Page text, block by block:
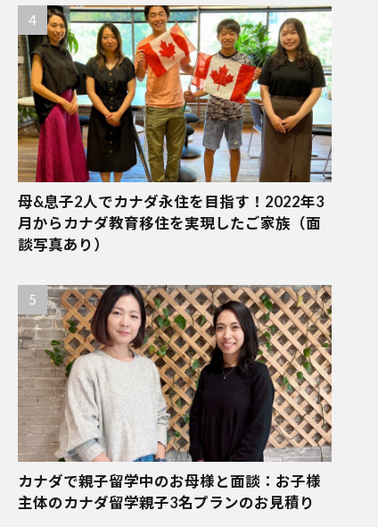
母&息子2人でカナダ永住を目指す！2022年3
月からカナダ教育移住を実現したご家族（面
談写真あり）
カナダで親子留学中のお母様と面談：お子様
主体のカナダ留学親子3名プランのお見積り